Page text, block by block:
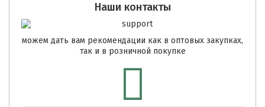
Наши контакты
можем дать вам рекомендации как в оптовых закупках,
так и в розничной покупке